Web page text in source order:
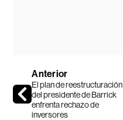
Anterior
El plan de reestructuración
del presidente de Barrick
enfrenta rechazo de
inversores